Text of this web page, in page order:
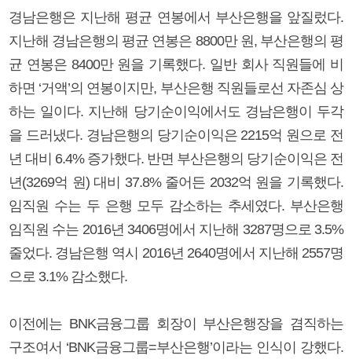
경남은행은 지난해 평균 연봉에서 부산은행을 앞질렀다.
지난해 경남은행의 평균 연봉은 8800만 원, 부산은행의 평
균 연봉은 8400만 원을 기록했다. 일반 회사 직원들에 비
하면 ‘거액’의 연봉이지만, 부산은행 직원들로선 자존심 상
하는 일이다. 지난해 당기순이익에서도 경남은행이 두각
을 드러냈다. 경남은행의 당기순이익은 2215억 원으로 전
년 대비 6.4% 증가했다. 반면 부산은행의 당기순이익은 전
년(3269억 원) 대비 37.8% 줄어든 2032억 원을 기록했다.
임직원 수는 두 은행 모두 감소하는 추세였다. 부산은행
임직원 수는 2016년 3406명에서 지난해 3287명으로 3.5%
줄었다. 경남은행 역시 2016년 2640명에서 지난해 2557명
으로 3.1% 감소했다.
이전에는 BNK금융그룹 회장이 부산은행장을 겸직하는
구조여서 ‘BNK금융그룹=부산은행’이라는 인식이 강했다.